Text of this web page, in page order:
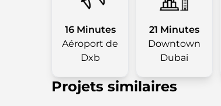
16 Minutes
Aéroport de
Dxb
21 Minutes
Downtown
Dubai
Projets similaires